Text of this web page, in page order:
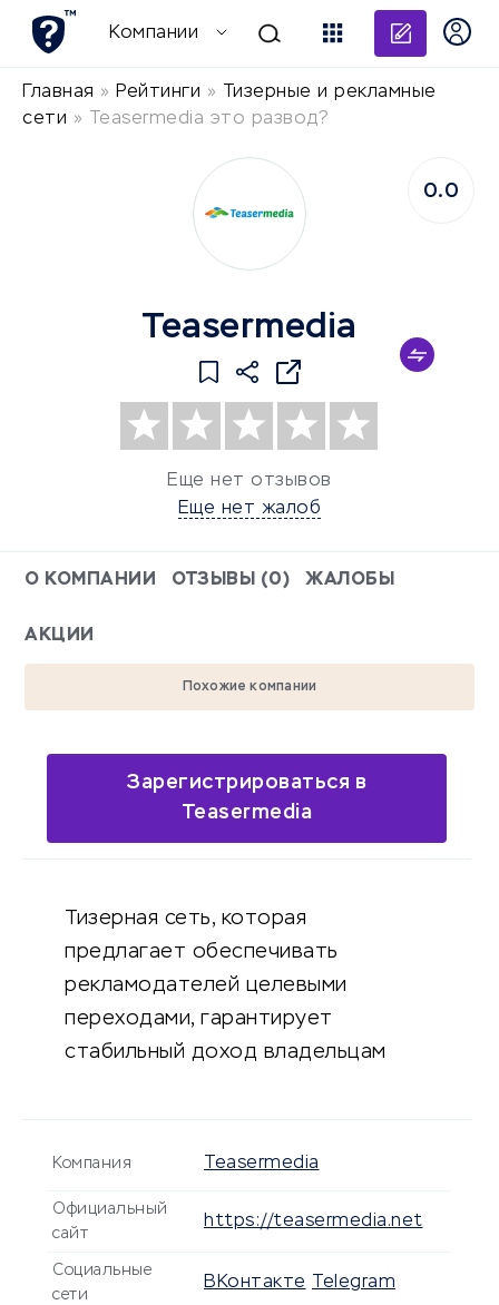
Компании
Главная » Рейтинги »
Тизерные и рекламные
сети » Teasermedia это развод?
Teasermedia
Еще нет отзывов
Еще нет жалоб
0.0
О КОМПАНИИ ОТЗЫВЫ (0) ЖАЛОБЫ
АКЦИИ
Похожие компании
Зарегистрироваться в
Teasermedia
Тизерная сеть, которая
предлагает обеспечивать
рекламодателей целевыми
переходами, гарантирует
стабильный доход владельцам
Компания Teasermedia
Официальный
сайт
https://teasermedia.net
Социальные
сети
ВКонтакте Telegram